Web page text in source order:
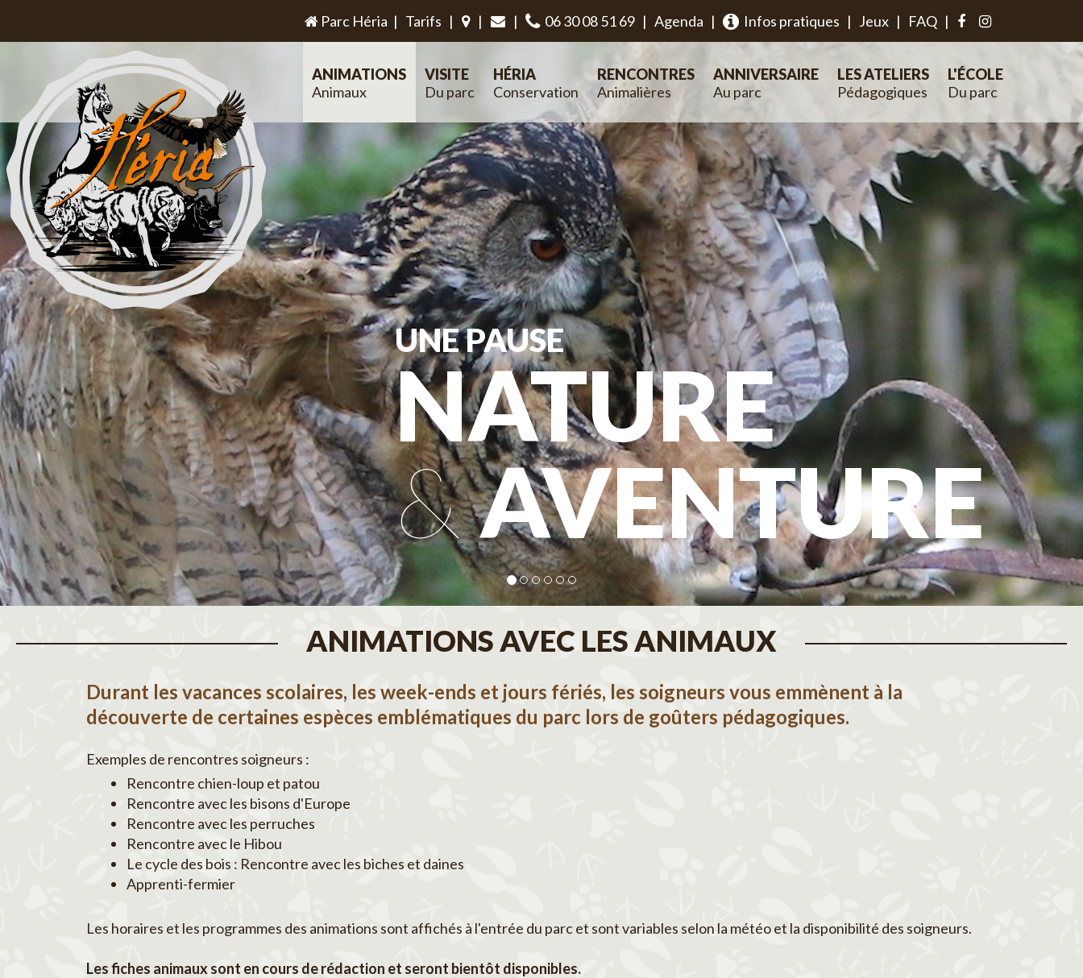
Parc Héria | Tarifs | | | 06 30 08 51 69 | Agenda | Infos pratiques | Jeux | FAQ |
UNE PAUSE
NATURE
&AVENTURE
ANIMATIONS
Animaux
VISITE
Du parc
HÉRIA
Conservation
RENCONTRES
Animalières
ANNIVERSAIRE
Au parc
LES ATELIERS
Pédagogiques
L'ÉCOLE
Du parc
ANIMATIONS AVEC LES ANIMAUX
Durant les vacances scolaires, les week-ends et jours fériés, les soigneurs vous emmènent à la
découverte de certaines espèces emblématiques du parc lors de goûters pédagogiques.
Exemples de rencontres soigneurs :
Rencontre chien-loup et patou
Rencontre avec les bisons d'Europe
Rencontre avec les perruches
Rencontre avec le Hibou
Le cycle des bois : Rencontre avec les biches et daines
Apprenti-fermier
Les horaires et les programmes des animations sont affichés à l'entrée du parc et sont variables selon la météo et la disponibilité des soigneurs.
Les fiches animaux sont en cours de rédaction et seront bientôt disponibles.